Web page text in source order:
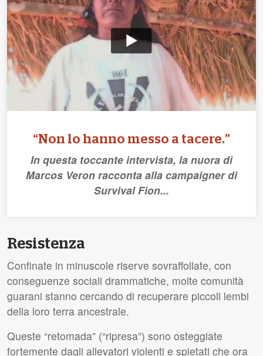
“Non lo hanno messo a tacere.”
In questa toccante intervista, la nuora di
Marcos Veron racconta alla campaigner di
Survival Fion...
Resistenza
Confinate in minuscole riserve sovraffollate, con
conseguenze sociali drammatiche, molte comunità
guarani stanno cercando di recuperare piccoli lembi
della loro terra ancestrale.
Queste “retomada” (“ripresa”) sono osteggiate
fortemente dagli allevatori violenti e spietati che ora